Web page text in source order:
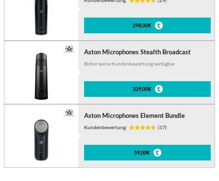
298,00€
Aston Microphones Stealth Broadcast
Bisher keine Kundenbewertung verfügbar
329,00€
Aston Microphones Element Bundle
Kundenbewertung: (17)
59,00€